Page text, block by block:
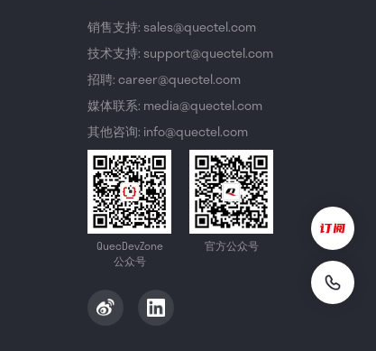
销售支持: sales@quectel.com
技术支持: support@quectel.com
招聘: career@quectel.com
媒体联系: media@quectel.com
其他咨询: info@quectel.com
QuecDevZone
公众号
官方公众号